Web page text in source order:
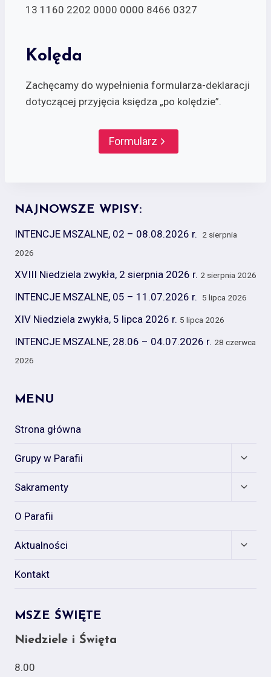
13 1160 2202 0000 0000 8466 0327
Kolęda
Zachęcamy do wypełnienia formularza-deklaracji
dotyczącej przyjęcia księdza „po kolędzie”.
Formularz
NAJNOWSZE WPISY:
INTENCJE MSZALNE, 02 – 08.08.2026 r.
2 sierpnia
2026
XVIII Niedziela zwykła, 2 sierpnia 2026 r. 2 sierpnia 2026
INTENCJE MSZALNE, 05 – 11.07.2026 r. 5 lipca 2026
XIV Niedziela zwykła, 5 lipca 2026 r. 5 lipca 2026
INTENCJE MSZALNE, 28.06 – 04.07.2026 r. 28 czerwca
2026
MENU
Strona główna
Grupy w Parafii
Expand
Sakramenty
Expand
O Parafii
Aktualności
Expand
Kontakt
MSZE ŚWIĘTE
Niedziele i Święta
8.00